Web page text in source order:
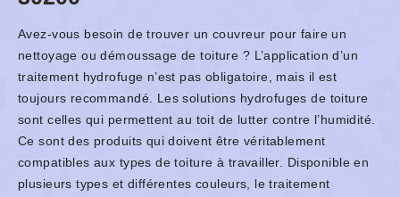
Avez-vous besoin de trouver un couvreur pour faire un
nettoyage ou démoussage de toiture ? L’application d’un
traitement hydrofuge n’est pas obligatoire, mais il est
toujours recommandé. Les solutions hydrofuges de toiture
sont celles qui permettent au toit de lutter contre l’humidité.
Ce sont des produits qui doivent être véritablement
compatibles aux types de toiture à travailler. Disponible en
plusieurs types et différentes couleurs, le traitement